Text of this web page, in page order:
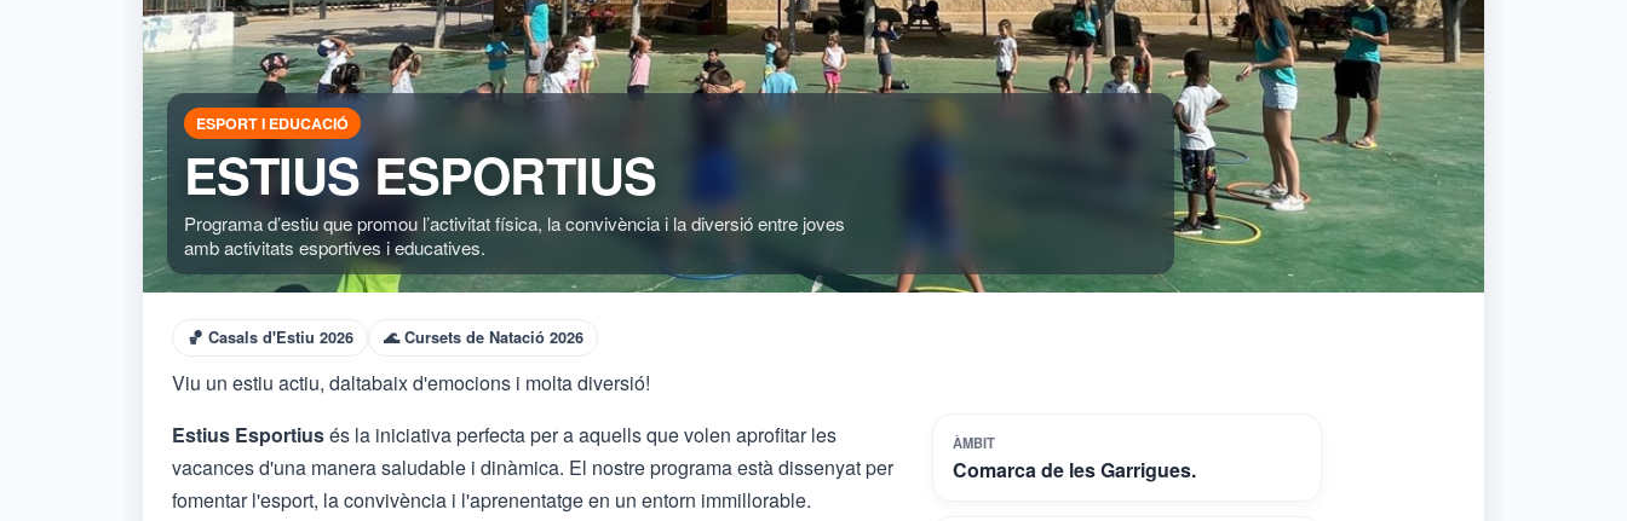
ESPORT I EDUCACIÓ
ESTIUS ESPORTIUS
Programa d’estiu que promou l’activitat física, la convivència i la diversió entre joves
amb activitats esportives i educatives.
🏀 Casals d'Estiu 2026 🌊 Cursets de Natació 2026
Viu un estiu actiu, daltabaix d'emocions i molta diversió!
Estius Esportiusés la iniciativa perfecta per a aquells que volen aprofitar les
vacances d'una manera saludable i dinàmica. El nostre programa està dissenyat per
fomentar l'esport, la convivència i l'aprenentatge en un entorn immillorable.
ÀMBIT
Comarca de les Garrigues.